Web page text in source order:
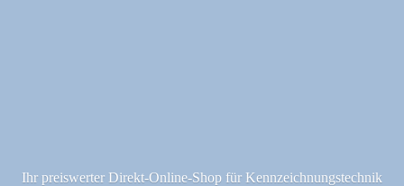
Ihr preiswerter Direkt-Online-Shop für Kennzeichnungstechnik